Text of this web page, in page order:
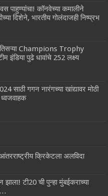
पाहुण्यांचा! कॉनवेच्या कमालीने
दिशेने, भारतीय गोलंदाजही निष्प्रभ
Champions Trophy
इंडिया पुढे धावांचे 252 लक्ष्य
साठी गगन नारंगच्या खांद्यावर मोठी
क्रिकेटला अलविदा
टी20 ची पुन्हा मुंबईकराच्या